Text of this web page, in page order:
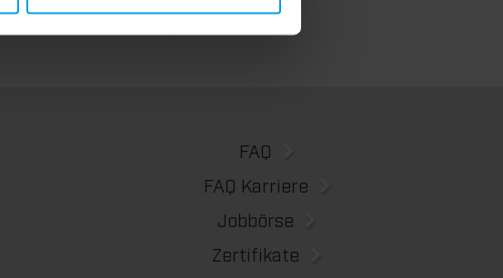
FAQ
FAQ Karriere
Jobbörse
Zertifikate